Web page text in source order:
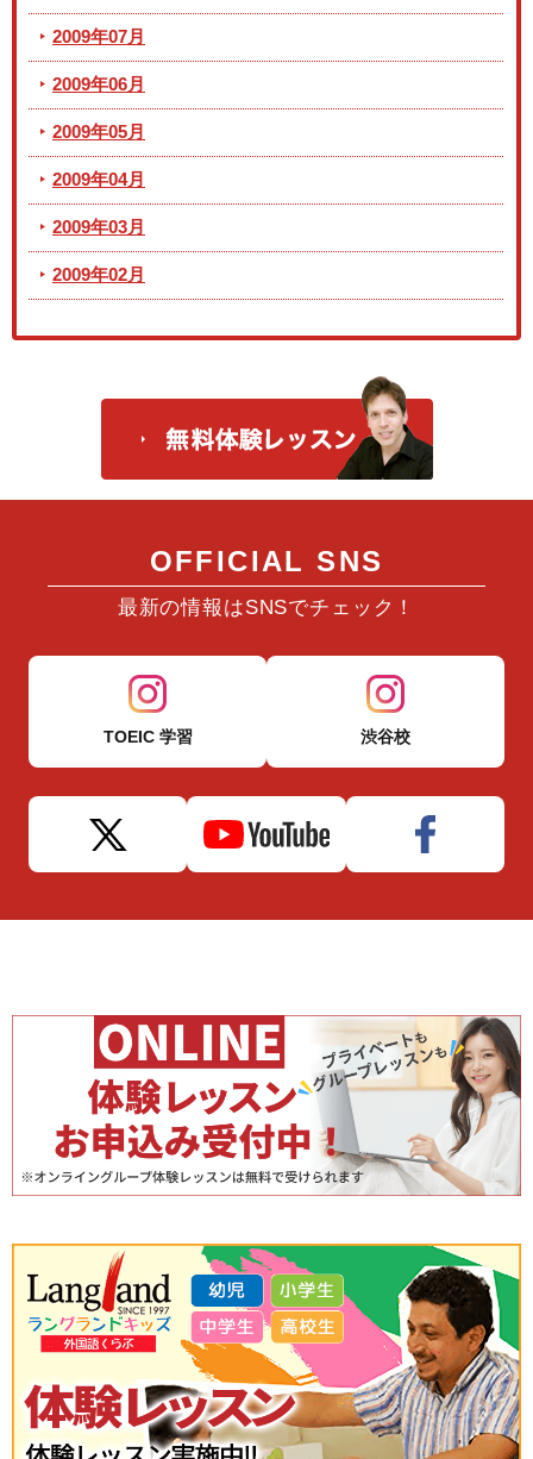
2009年07月
2009年06月
2009年05月
2009年04月
2009年03月
2009年02月
OFFICIAL SNS
最新の情報はSNSでチェック！
TOEIC 学習 渋谷校